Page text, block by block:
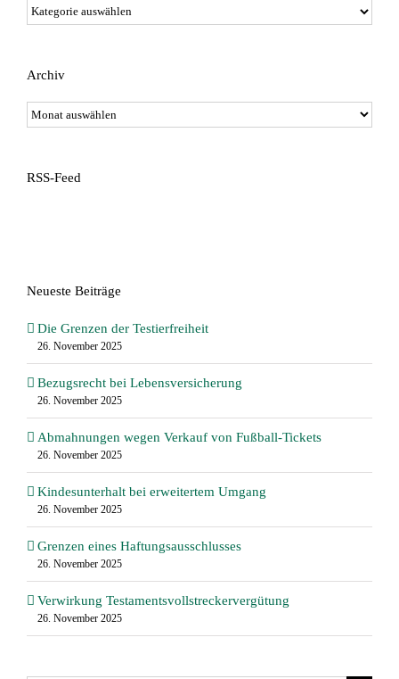
Themen
/
Archiv
Archiv
RSS-Feed
Neueste Beiträge
Die Grenzen der Testierfreiheit
26. November 2025
Bezugsrecht bei Lebensversicherung
26. November 2025
Abmahnungen wegen Verkauf von Fußball-Tickets
26. November 2025
Kindesunterhalt bei erweitertem Umgang
26. November 2025
Grenzen eines Haftungsausschlusses
26. November 2025
Verwirkung Testamentsvollstreckervergütung
26. November 2025